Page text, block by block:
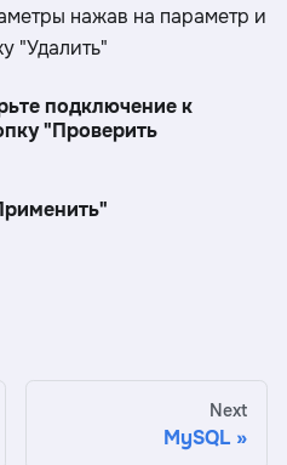
нажав на параметр и
"Удалить"
подключение к
"Проверить
Next
MySQL